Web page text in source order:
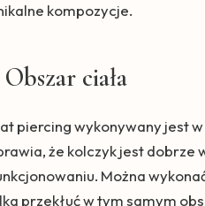
kompozycje.
Obszar ciała
piercing wykonywany jest
że kolczyk jest dobrze
Można
przekłuć w tym samym